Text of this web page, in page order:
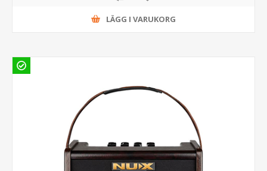
LÄGG I VARUKORG